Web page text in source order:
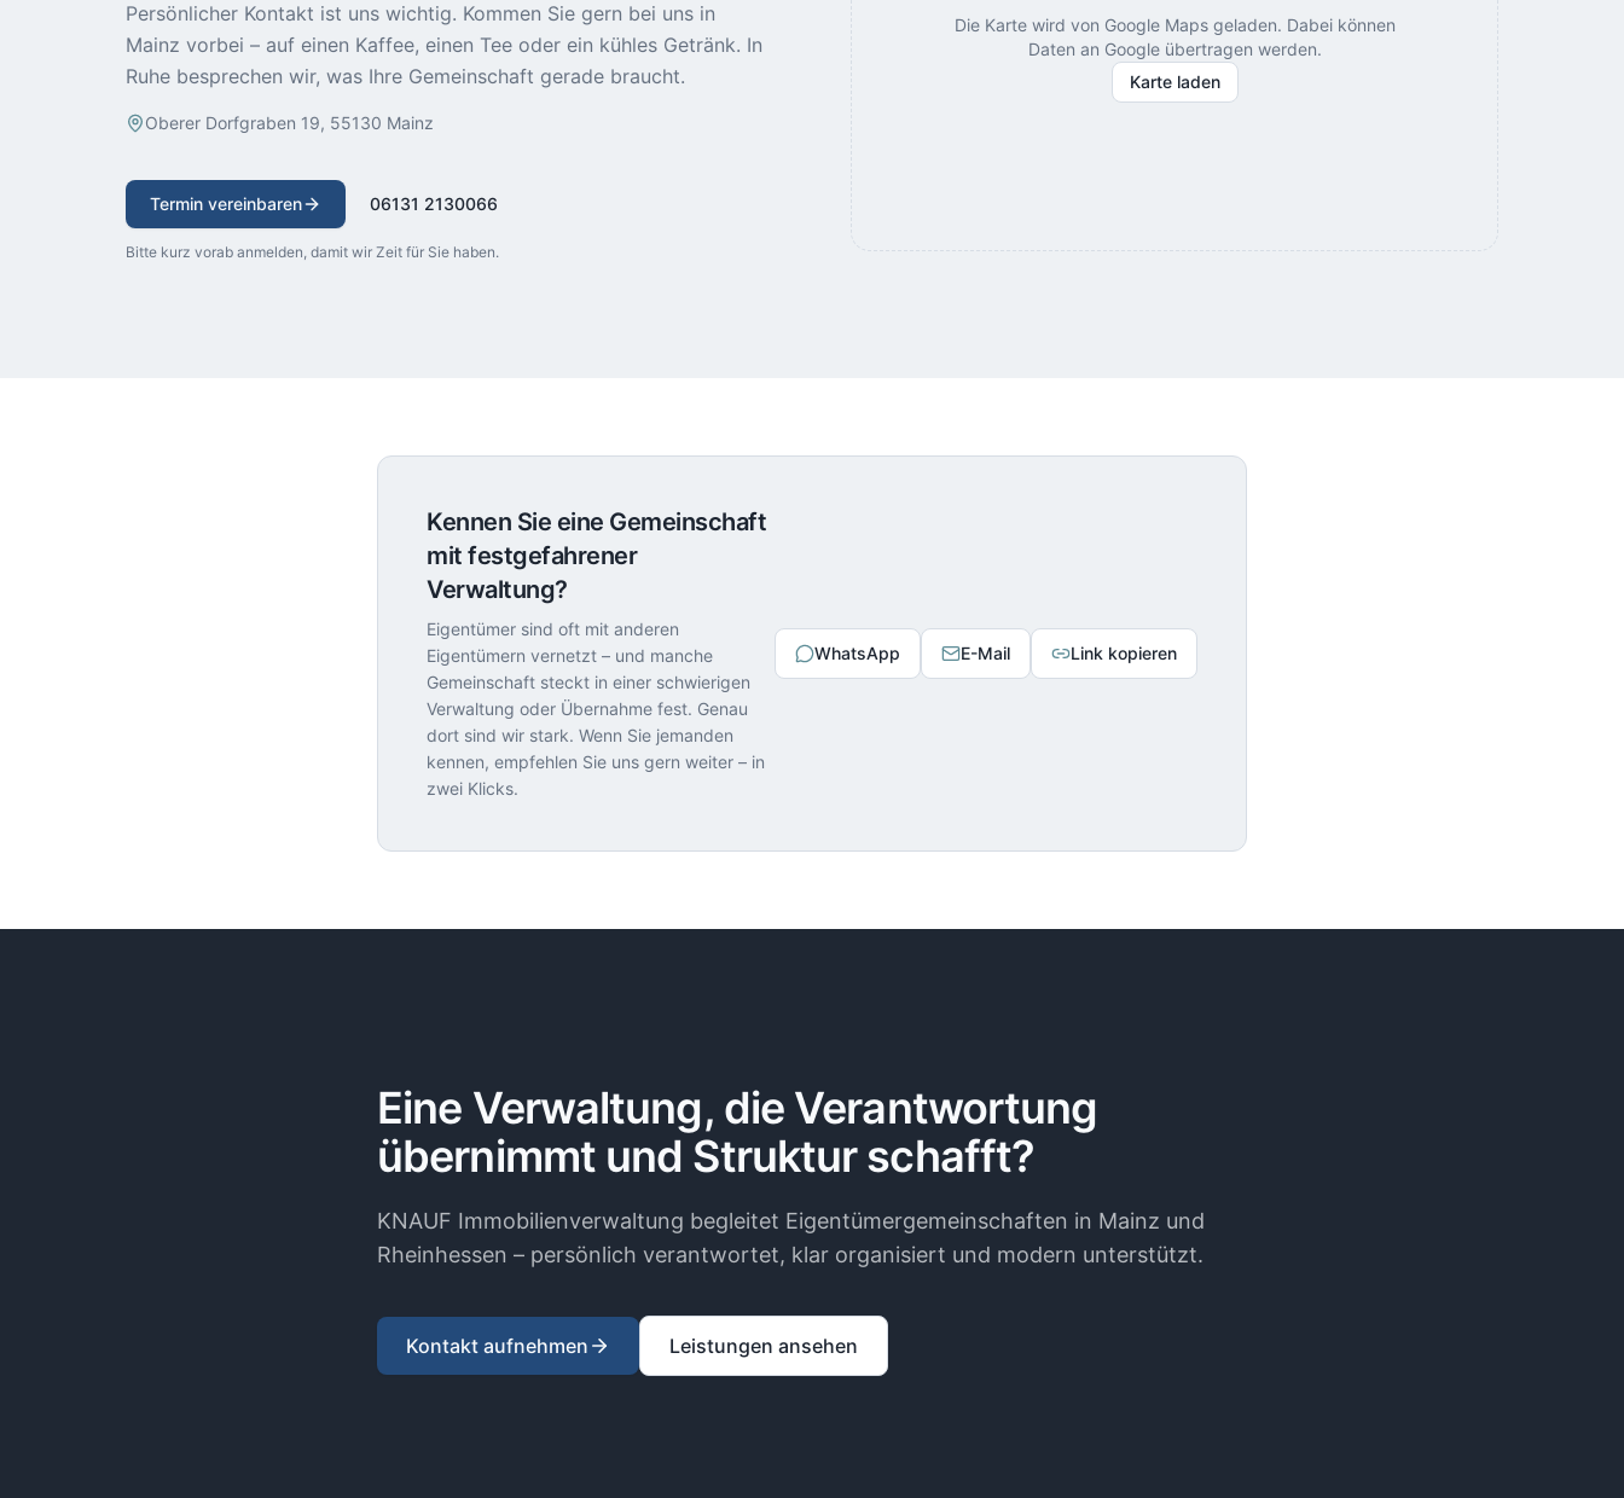
Persönlicher Kontakt ist uns wichtig. Kommen Sie gern bei uns in
Mainz vorbei – auf einen Kaffee, einen Tee oder ein kühles Getränk. In
Ruhe besprechen wir, was Ihre Gemeinschaft gerade braucht.
Oberer Dorfgraben 19, 55130 Mainz
Termin vereinbaren 06131 2130066
Bitte kurz vorab anmelden, damit wir Zeit für Sie haben.
Die Karte wird von Google Maps geladen. Dabei können
Daten an Google übertragen werden.
Karte laden
Kennen Sie eine Gemeinschaft
mit festgefahrener
Verwaltung?
Eigentümer sind oft mit anderen
Eigentümern vernetzt – und manche
Gemeinschaft steckt in einer schwierigen
Verwaltung oder Übernahme fest. Genau
dort sind wir stark. Wenn Sie jemanden
kennen, empfehlen Sie uns gern weiter – in
zwei Klicks.
WhatsApp E-Mail Link kopieren
Eine Verwaltung, die Verantwortung
übernimmt und Struktur schafft?
KNAUF Immobilienverwaltung begleitet Eigentümergemeinschaften in Mainz und
Rheinhessen – persönlich verantwortet, klar organisiert und modern unterstützt.
Kontakt aufnehmen Leistungen ansehen